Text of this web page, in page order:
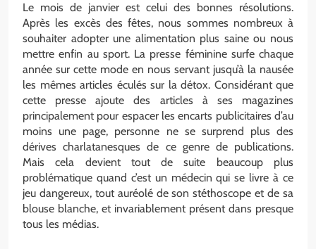
Le mois de janvier est celui des bonnes résolutions.
Après les excès des fêtes, nous sommes nombreux à
souhaiter adopter une alimentation plus saine ou nous
mettre enfin au sport. La presse féminine surfe chaque
année sur cette mode en nous servant jusqu’à la nausée
les mêmes articles éculés sur la détox. Considérant que
cette presse ajoute des articles à ses magazines
principalement pour espacer les encarts publicitaires d’au
moins une page, personne ne se surprend plus des
dérives charlatanesques de ce genre de publications.
Mais cela devient tout de suite beaucoup plus
problématique quand c’est un médecin qui se livre à ce
jeu dangereux, tout auréolé de son stéthoscope et de sa
blouse blanche, et invariablement présent dans presque
tous les médias.